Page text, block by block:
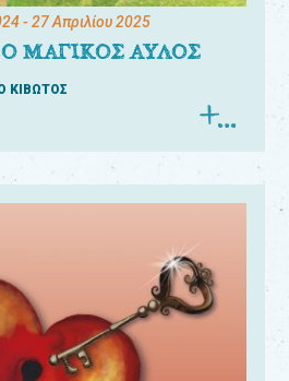
- 27 Απριλίου 2025
ΜΑΓΙΚΟΣ ΑΥΛΟΣ
ΚΙΒΩΤΟΣ